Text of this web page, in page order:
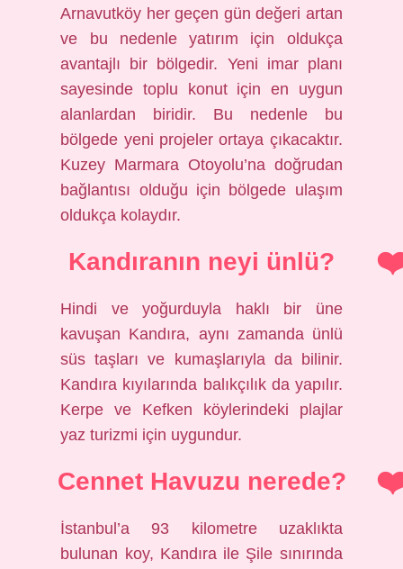
Arnavutköy her geçen gün değeri artan
ve bu nedenle yatırım için oldukça
avantajlı bir bölgedir. Yeni imar planı
sayesinde toplu konut için en uygun
alanlardan biridir. Bu nedenle bu
bölgede yeni projeler ortaya çıkacaktır.
Kuzey Marmara Otoyolu’na doğrudan
bağlantısı olduğu için bölgede ulaşım
oldukça kolaydır.
Kandıranın neyi ünlü?
Hindi ve yoğurduyla haklı bir üne
kavuşan Kandıra, aynı zamanda ünlü
süs taşları ve kumaşlarıyla da bilinir.
Kandıra kıyılarında balıkçılık da yapılır.
Kerpe ve Kefken köylerindeki plajlar
yaz turizmi için uygundur.
Cennet Havuzu nerede?
İstanbul’a 93 kilometre uzaklıkta
bulunan koy, Kandıra ile Şile sınırında